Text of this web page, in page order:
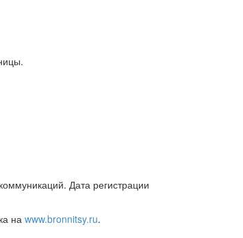
Дата регистрации
на www.bronnitsy.ru.